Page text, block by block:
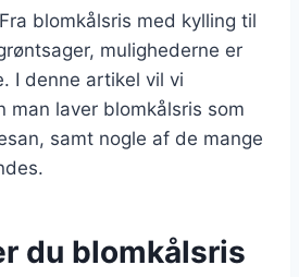
blomkålsris med kylling til
mulighederne er
I denne artikel vil vi
man laver blomkålsris som
samt nogle af de mange
du blomkålsris